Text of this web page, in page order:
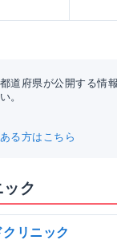
道府県が公開する情
。
る方はこちら
ク
クリニック